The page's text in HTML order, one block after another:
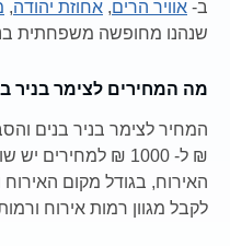
ב- אוויר הרים, אחוזת יהודה,
שנהנו מחופשה משפחתית
מה המחירים לצימר בניר
₪ ל- 1000 ₪
האירוח, בגודל מקום האירוח
לקבל מגוון רמות אירוח